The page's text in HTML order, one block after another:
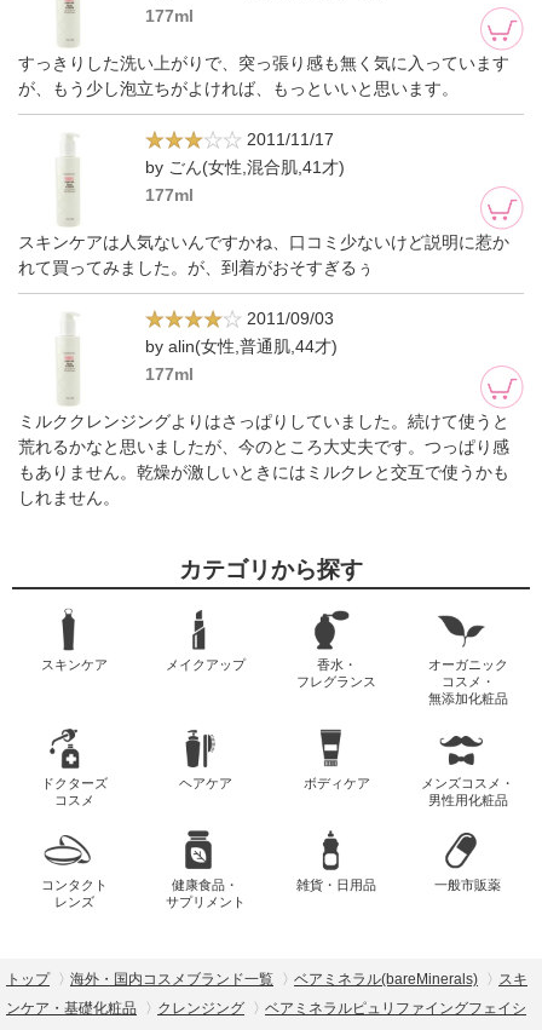
177ml
すっきりした洗い上がりで、突っ張り感も無く気に入っています
が、もう少し泡立ちがよければ、もっといいと思います。
2011/11/17
by ごん(女性,混合肌,41才)
177ml
スキンケアは人気ないんですかね、口コミ少ないけど説明に惹か
れて買ってみました。が、到着がおそすぎるぅ
2011/09/03
by alin(女性,普通肌,44才)
177ml
ミルククレンジングよりはさっぱりしていました。続けて使うと
荒れるかなと思いましたが、今のところ大丈夫です。つっぱり感
もありません。乾燥が激しいときにはミルクレと交互で使うかも
しれません。
カテゴリから探す
スキンケア メイクアップ
香水・
フレグランス
オーガニック
コスメ・
無添加化粧品
ドクターズ
コスメ
ヘアケア ボディケア
メンズコスメ・
男性用化粧品
コンタクト
レンズ
健康食品・
サプリメント
雑貨・日用品 一般市販薬
トップ 海外・国内コスメブランド一覧 ベアミネラル(bareMinerals)
スキ
ンケア・基礎化粧品
クレンジング
ベアミネラルピュリファイングフェイシ